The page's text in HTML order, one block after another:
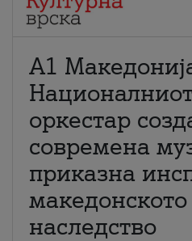
А1
оркестар
современа
приказна
наследство